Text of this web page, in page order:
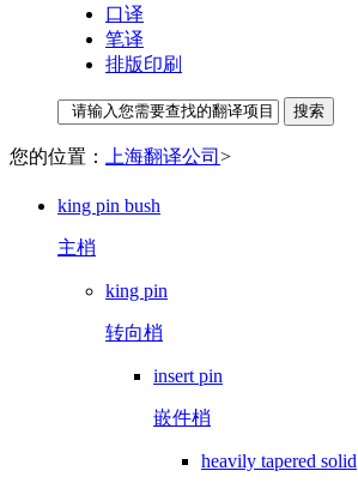
口译
笔译
排版印刷
您的位置： 上海翻译公司 >
king pin bush
主梢
king pin
转向梢
insert pin
嵌件梢
heavily tapered solid